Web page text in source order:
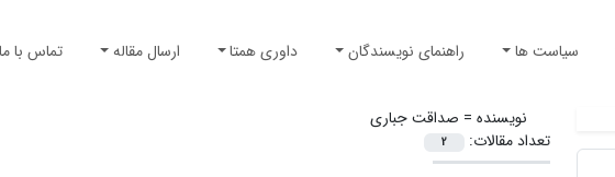
سیاست ها راهنمای نویسندگان داوری همتا ارسال مقاله تماس با ما
نویسنده = صداقت جباری
تعداد مقالات:
2